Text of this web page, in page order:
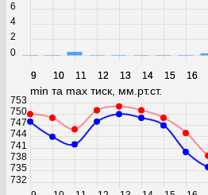
9 10 11 12 13 14 15 16
9 10 11 12 13 14 15 16
0
2
4
6
min та max тиск, мм.рт.ст.
732
735
738
741
744
747
750
753